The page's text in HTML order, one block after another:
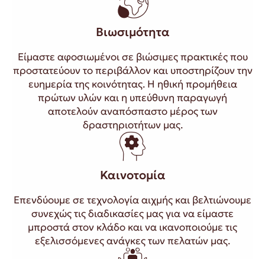
Βιωσιμότητα
Είμαστε αφοσιωμένοι σε βιώσιμες πρακτικές που
προστατεύουν το περιβάλλον και υποστηρίζουν την
ευημερία της κοινότητας. Η ηθική προμήθεια
πρώτων υλών και η υπεύθυνη παραγωγή
αποτελούν αναπόσπαστο μέρος των
δραστηριοτήτων μας.
Καινοτομία
Επενδύουμε σε τεχνολογία αιχμής και βελτιώνουμε
συνεχώς τις διαδικασίες μας για να είμαστε
μπροστά στον κλάδο και να ικανοποιούμε τις
εξελισσόμενες ανάγκες των πελατών μας.